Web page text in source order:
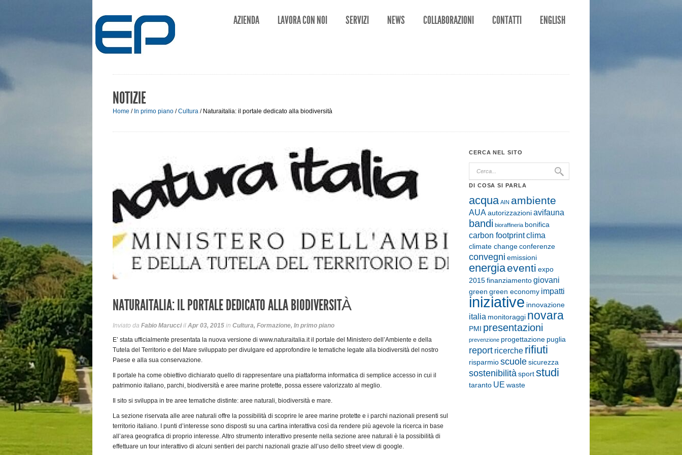
AZIENDA LAVORA CON NOI SERVIZI NEWS COLLABORAZIONI CONTATTI ENGLISH
NOTIZIE
Home / In primo piano /Cultura / Naturaitalia: il portale dedicato alla biodiversità
NATURAITALIA: IL PORTALE DEDICATO ALLA BIODIVERSITÀ
Inviato da Fabio Marucciil Apr 03, 2015 in Cultura, Formazione, In primo piano
E’ stata ufficialmente presentata la nuova versione di www.naturaitalia.it il portale del Ministero del­l’Ambiente e della
Tutela del Territorio e del Mare sviluppato per divulgare ed approfondire le tematiche legate alla biodiversità del nostro
Paese e alla sua conservazione.
Il portale ha come obiettivo dichiarato quello di rappresentare una piattaforma informatica di semplice accesso in cui il
patrimonio italiano, parchi, biodiversità e aree marine protette, possa essere valorizzato al meglio.
Il sito si sviluppa in tre aree tematiche distinte: aree naturali, biodiversità e mare.
La sezione riservata alle aree naturali offre la possibilità di scoprire le aree marine protette e i parchi nazionali presenti sul
territorio italiano. I punti d’interesse sono disposti su una cartina interattiva così da rendere più agevole la ricerca in base
all’area geografica di proprio interesse. Altro strumento interattivo presente nella sezione aree naturali è la possibilità di
effettuare un tour interattivo di alcuni sentieri dei parchi nazionali grazie all’uso dello street view di google.
CERCA NEL SITO
DI COSA SI PARLA
acqua AIN ambiente
AUAautorizzazioniavifauna
bandi bioraffineria bonifica
carbon footprintclima
climate changeconferenze
convegni emissioni
energiaeventi expo
2015finanziamentogiovani
green green economy impatti
iniziative innovazione
italia monitoraggi novara
PMI presentazioni
prevenzione progettazione puglia
report ricerche rifiuti
risparmioscuolesicurezza
sostenibilitàsportstudi
taranto UE waste